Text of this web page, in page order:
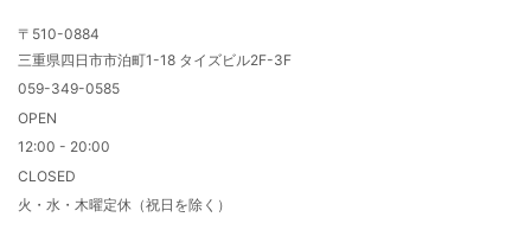
〒510-0884
三重県四日市市泊町1-18 タイズビル2F-3F
059-349-0585
OPEN
12:00 - 20:00
CLOSED
火・水・木曜定休（祝日を除く）